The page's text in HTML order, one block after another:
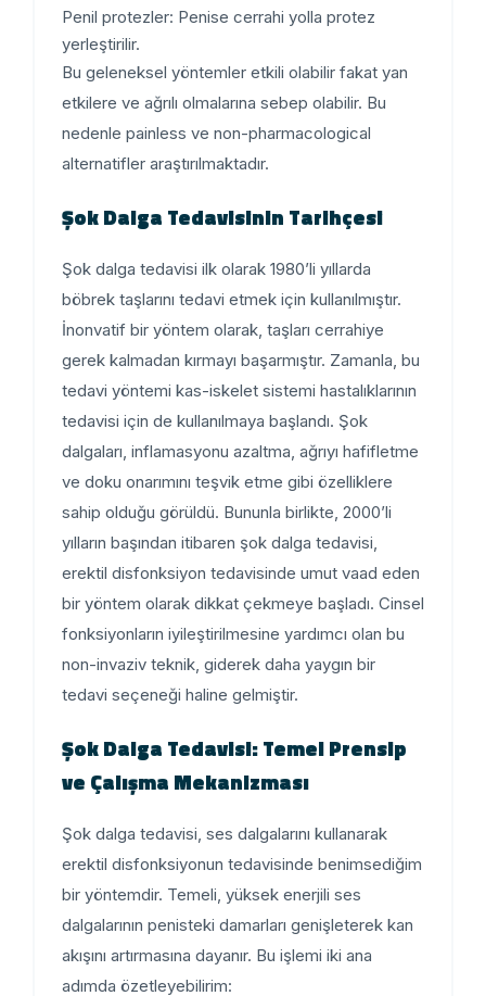
Penil protezler: Penise cerrahi yolla protez
yerleştirilir.
Bu geleneksel yöntemler etkili olabilir fakat yan
etkilere ve ağrılı olmalarına sebep olabilir. Bu
nedenle painless ve non-pharmacological
alternatifler araştırılmaktadır.
Şok Dalga Tedavisinin Tarihçesi
Şok dalga tedavisi ilk olarak 1980’li yıllarda
böbrek taşlarını tedavi etmek için kullanılmıştır.
İnonvatif bir yöntem olarak, taşları cerrahiye
gerek kalmadan kırmayı başarmıştır. Zamanla, bu
tedavi yöntemi kas-iskelet sistemi hastalıklarının
tedavisi için de kullanılmaya başlandı. Şok
dalgaları, inflamasyonu azaltma, ağrıyı hafifletme
ve doku onarımını teşvik etme gibi özelliklere
sahip olduğu görüldü. Bununla birlikte, 2000’li
yılların başından itibaren şok dalga tedavisi,
erektil disfonksiyon tedavisinde umut vaad eden
bir yöntem olarak dikkat çekmeye başladı. Cinsel
fonksiyonların iyileştirilmesine yardımcı olan bu
non-invaziv teknik, giderek daha yaygın bir
tedavi seçeneği haline gelmiştir.
Şok Dalga Tedavisi: Temel Prensip
ve Çalışma Mekanizması
Şok dalga tedavisi, ses dalgalarını kullanarak
erektil disfonksiyonun tedavisinde benimsediğim
bir yöntemdir. Temeli, yüksek enerjili ses
dalgalarının penisteki damarları genişleterek kan
akışını artırmasına dayanır. Bu işlemi iki ana
adımda özetleyebilirim: